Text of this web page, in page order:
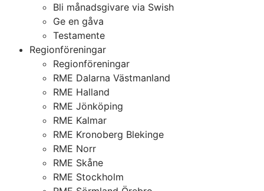
Bli månadsgivare via Swish
Ge en gåva
Testamente
Regionföreningar
Regionföreningar
RME Dalarna Västmanland
RME Halland
RME Jönköping
RME Kalmar
RME Kronoberg Blekinge
RME Norr
RME Skåne
RME Stockholm